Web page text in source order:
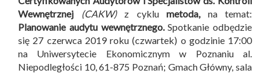
Wewnętrznej
(CAKW)z cyklu metoda, na temat:
Planowanie audytu wewnętrznego.Spotkanie odbędzie
się 27 czerwca 2019 roku (czwartek) o godzinie 17:00
na Uniwersytecie Ekonomicznym w Poznaniu al.
Niepodległości 10, 61-875 Poznań; Gmach Główny, sala